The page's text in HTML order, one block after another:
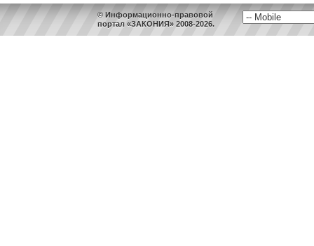
© Информационно-правовой
портал «ЗАКОНИЯ» 2008-2026.